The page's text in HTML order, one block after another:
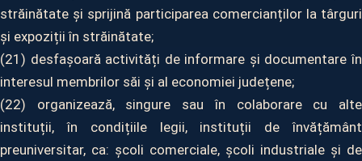
străinătate și sprijină participarea comercianților la târguri
și expoziții în străinătate;
(21) desfașoară activități de informare și documentare în
interesul membrilor săi și al economiei județene;
(22) organizează, singure sau în colaborare cu alte
instituții, în condițiile legii, instituții de învățământ
preuniversitar, ca: școli comerciale, școli industriale și de